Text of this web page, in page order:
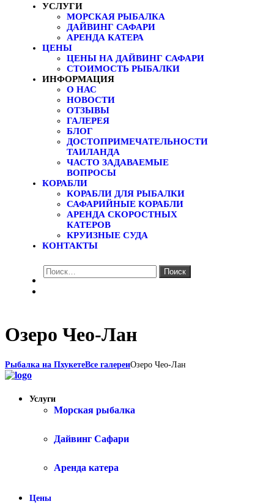
УСЛУГИ
МОРСКАЯ РЫБАЛКА
ДАЙВИНГ САФАРИ
АРЕНДА КАТЕРА
ЦЕНЫ
ЦЕНЫ НА ДАЙВИНГ САФАРИ
СТОИМОСТЬ РЫБАЛКИ
ИНФОРМАЦИЯ
О НАС
НОВОСТИ
ОТЗЫВЫ
ГАЛЕРЕЯ
БЛОГ
ДОСТОПРИМЕЧАТЕЛЬНОСТИ
ТАИЛАНДА
ЧАСТО ЗАДАВАЕМЫЕ
ВОПРОСЫ
КОРАБЛИ
КОРАБЛИ ДЛЯ РЫБАЛКИ
САФАРИЙНЫЕ КОРАБЛИ
АРЕНДА СКОРОСТНЫХ
КАТЕРОВ
КРУИЗНЫЕ СУДА
КОНТАКТЫ
Найти:
Озеро Чео-Лан
Рыбалка на ПхукетеВсе галереиОзеро Чео-Лан
Услуги
Морская рыбалка
Дайвинг Сафари
Аренда катера
Цены